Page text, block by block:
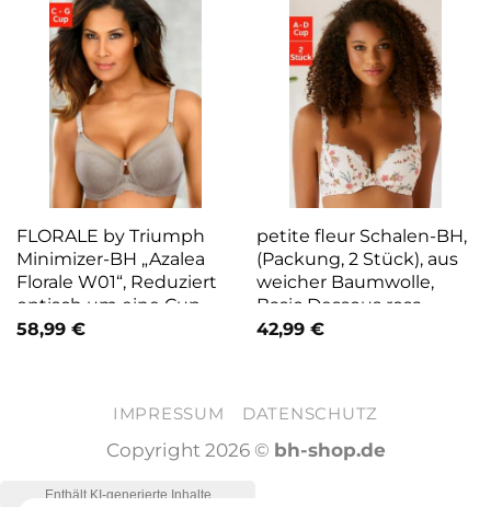
FLORALE by Triumph
Minimizer-BH „Azalea
Florale W01“, Reduziert
optisch um eine Cup-
Größe braun
58,99 €
petite fleur Schalen-BH,
(Packung, 2 Stück), aus
weicher Baumwolle,
Basic Dessous rosa
42,99 €
IMPRESSUM DATENSCHUTZ
Copyright 2026 © bh-shop.de